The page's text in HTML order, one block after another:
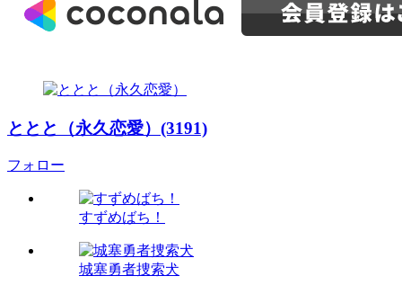
ととと（永久恋愛）(3191)
フォロー
すずめばち！
城塞勇者捜索犬